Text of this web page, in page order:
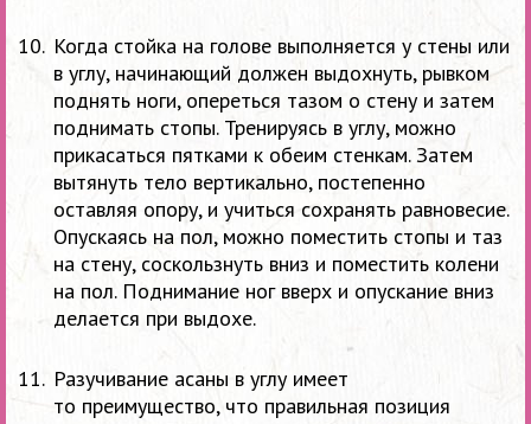
Когда стойка на голове выполняется у стены или
в углу, начинающий должен выдохнуть, рывком
поднять ноги, опереться тазом о стену и затем
поднимать стопы. Тренируясь в углу, можно
прикасаться пятками к обеим стенкам. Затем
вытянуть тело вертикально, постепенно
оставляя опору, и учиться сохранять равновесие.
Опускаясь на пол, можно поместить стопы и таз
на стену, соскользнуть вниз и поместить колени
на пол. Поднимание ног вверх и опускание вниз
делается при выдохе.
Разучивание асаны в углу имеет
то преимущество, что правильная позиция